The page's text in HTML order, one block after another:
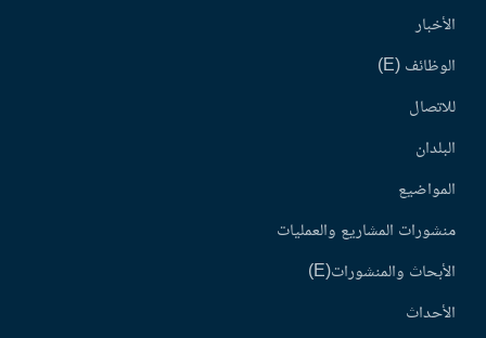
الأخبار
الوظائف (E)
للاتصال
البلدان
المواضيع
منشورات المشاريع والعمليات
الأبحاث والمنشورات(E)
الأحداث